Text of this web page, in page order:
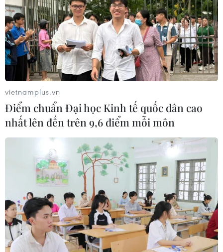
vietnamplus.vn
Điểm chuẩn Đại học Kinh tế quốc dân cao
nhất lên đến trên 9,6 điểm mỗi môn